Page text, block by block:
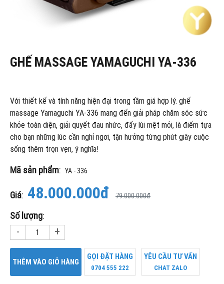
GHẾ MASSAGE YAMAGUCHI YA-336
Với thiết kế và tính năng hiện đại trong tầm giá hợp lý. ghế
massage Yamaguchi YA-336 mang đến giải pháp chăm sóc sức
khỏe toàn diện, giải quyết đau nhức, đẩy lùi mệt mỏi, là điểm tựa
cho bạn những lúc cần nghỉ ngơi, tận hưởng từng phút giây cuộc
sống thêm trọn vẹn, ý nghĩa!
Mã sản phẩm: YA - 336
Giá: 48.000.000đ 79.000.000đ
Số lượng:
- +
THÊM VÀO GIỎ HÀNG
GỌI ĐẶT HÀNG
0704 555 222
YÊU CẦU TƯ VẤN
CHAT ZALO